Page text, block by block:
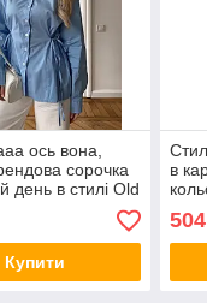
ось вона,
сорочка
день в стилі Old
33686 р: 42-46
Купити
в
46
504